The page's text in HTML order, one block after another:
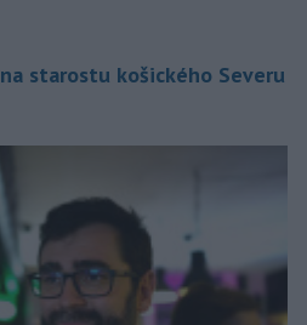
starostu košického Severu